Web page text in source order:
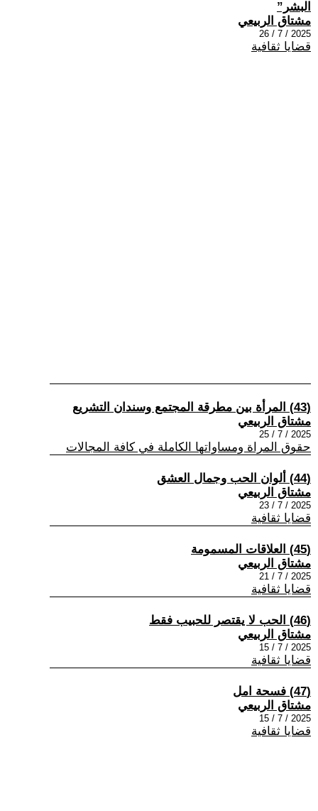
البشر”
مشتاق الربيعي
2025 / 7 / 26
قضايا ثقافية
(43) المرأة بين مطرقة المجتمع وسندان التشريع
مشتاق الربيعي
2025 / 7 / 25
حقوق المراة ومساواتها الكاملة في كافة المجالات
(44) ألوان الحب وجمال العشق
مشتاق الربيعي
2025 / 7 / 23
قضايا ثقافية
(45) العلاقات المسمومة
مشتاق الربيعي
2025 / 7 / 21
قضايا ثقافية
(46) الحب لا يقتصر للحبيب فقط
مشتاق الربيعي
2025 / 7 / 15
قضايا ثقافية
(47) فسحة امل
مشتاق الربيعي
2025 / 7 / 15
قضايا ثقافية